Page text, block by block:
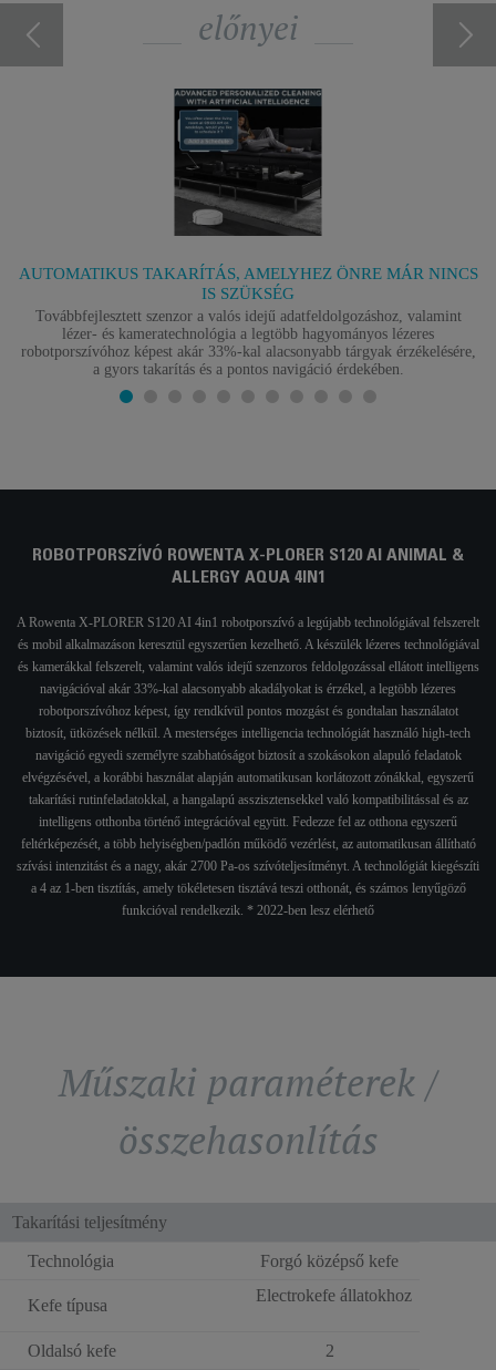
előnyei
AUTOMATIKUS TAKARÍTÁS, AMELYHEZ ÖNRE MÁR NINCS
IS SZÜKSÉG
Továbbfejlesztett szenzor a valós idejű adatfeldolgozáshoz, valamint
lézer- és kameratechnológia a legtöbb hagyományos lézeres
robotporszívóhoz képest akár 33%-kal alacsonyabb tárgyak érzékelésére,
a gyors takarítás és a pontos navigáció érdekében.
ROBOTPORSZÍVÓ ROWENTA X-PLORER S120 AI ANIMAL &
ALLERGY AQUA 4IN1
A Rowenta X-PLORER S120 AI 4in1 robotporszívó a legújabb technológiával felszerelt
és mobil alkalmazáson keresztül egyszerűen kezelhető. A készülék lézeres technológiával
és kamerákkal felszerelt, valamint valós idejű szenzoros feldolgozással ellátott intelligens
navigációval akár 33%-kal alacsonyabb akadályokat is érzékel, a legtöbb lézeres
robotporszívóhoz képest, így rendkívül pontos mozgást és gondtalan használatot
biztosít, ütközések nélkül. A mesterséges intelligencia technológiát használó high-tech
navigáció egyedi személyre szabhatóságot biztosít a szokásokon alapuló feladatok
elvégzésével, a korábbi használat alapján automatikusan korlátozott zónákkal, egyszerű
takarítási rutinfeladatokkal, a hangalapú asszisztensekkel való kompatibilitással és az
intelligens otthonba történő integrációval együtt. Fedezze fel az otthona egyszerű
feltérképezését, a több helyiségben/padlón működő vezérlést, az automatikusan állítható
szívási intenzitást és a nagy, akár 2700 Pa-os szívóteljesítményt. A technológiát kiegészíti
a 4 az 1-ben tisztítás, amely tökéletesen tisztává teszi otthonát, és számos lenyűgöző
funkcióval rendelkezik. * 2022-ben lesz elérhető
Műszaki paraméterek /
összehasonlítás
Takarítási teljesítmény
Technológia Forgó középső kefe
Kefe típusa
Electrokefe állatokhoz
Oldalsó kefe
2